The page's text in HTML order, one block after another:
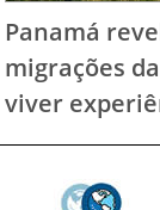
Panamá
migrações
viver